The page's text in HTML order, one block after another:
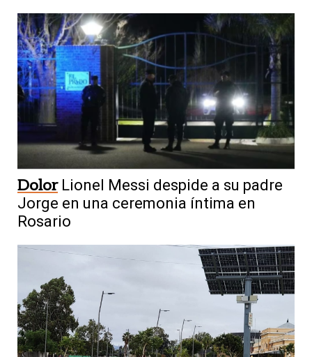
Dolor Lionel Messi despide a su padre
Jorge en una ceremonia íntima en
Rosario